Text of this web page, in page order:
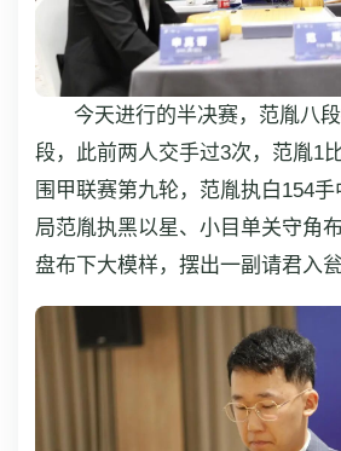
今天进行的半决赛，范胤八
段，此前两人交手过3次，范胤1
围甲联赛第九轮，范胤执白154
局范胤执黑以星、小目单关守角
盘布下大模样，摆出一副请君入瓮